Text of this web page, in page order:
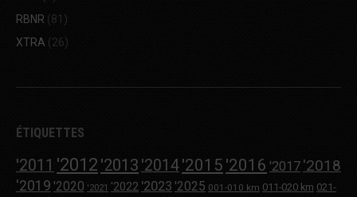
RBNR (81)
XTRA (26)
ÉTIQUETTES
'2011 '2012 '2013 '2014'2015 '2016 '2017 '2018
'2019 '2020 '2021 '2022 '2023 '2025 001-010 km 011-020 km 021-